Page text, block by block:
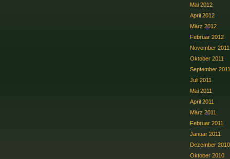
Mai 2012
April 2012
März 2012
Februar 2012
November 2011
Oktober 2011
September 2011
Juli 2011
Mai 2011
April 2011
März 2011
Februar 2011
Januar 2011
Dezember 2010
Oktober 2010